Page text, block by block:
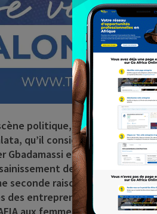
politique, l’homme étale
qu’il considère comme le
Gbadamassi estime qu’il y a
de nos communes
seconde raison, l’homme
des entrepreneurs aux